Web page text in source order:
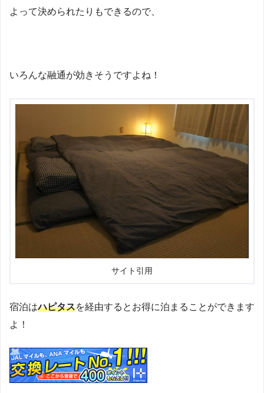
よって決められたりもできるので、
いろんな融通が効きそうですよね！
サイト引用
宿泊はハピタスを経由するとお得に泊まることができます
よ！